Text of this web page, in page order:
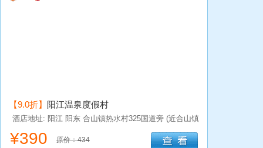
【9.0折】 阳江温泉度假村
酒店地址: 阳江 阳东 合山镇热水村325国道旁 (近合山镇
那龙出口)
¥390 原价：434